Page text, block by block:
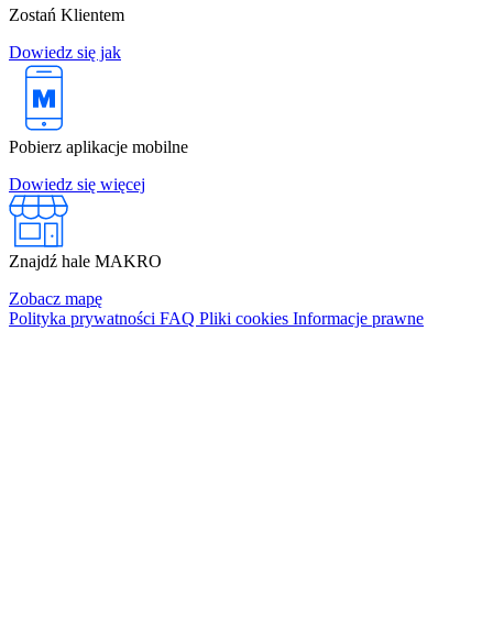
Zostań Klientem
Dowiedz się jak
Pobierz aplikacje mobilne
Dowiedz się więcej
Znajdź hale MAKRO
Zobacz mapę
Polityka prywatności FAQ Pliki cookies Informacje prawne